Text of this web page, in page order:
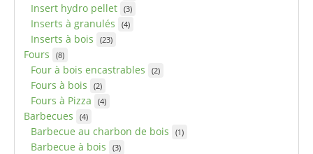
Insert hydro pellet (3)
Inserts à granulés (4)
Inserts à bois (23)
Fours (8)
Four à bois encastrables (2)
Fours à bois (2)
Fours à Pizza (4)
Barbecues (4)
Barbecue au charbon de bois (1)
Barbecue à bois (3)